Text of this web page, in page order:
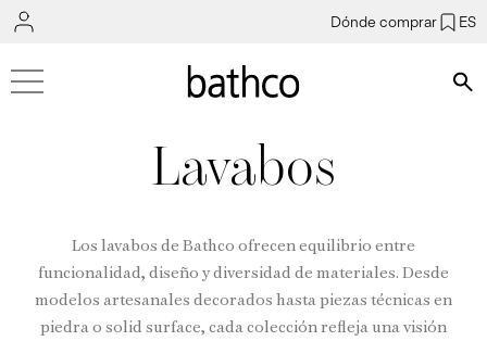
Dónde comprar ES
Lavabos
Los lavabos de Bathco ofrecen equilibrio entre
funcionalidad, diseño y diversidad de materiales. Desde
modelos artesanales decorados hasta piezas técnicas en
piedra o solid surface, cada colección refleja una visión